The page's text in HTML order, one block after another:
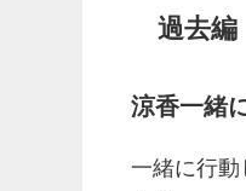
過去
涼香一緒
一緒に行